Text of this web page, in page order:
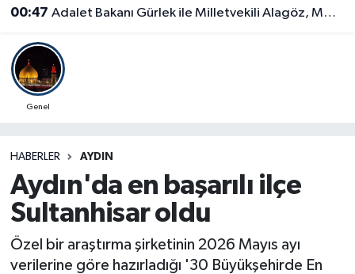
00:47 Adalet Bakanı Gürlek ile Milletvekili Alagöz, MHP İl Başkanlığını Ziyaret Etti
Genel
HABERLER AYDIN
Aydın'da en başarılı ilçe
Sultanhisar oldu
Özel bir araştırma şirketinin 2026 Mayıs ayı
verilerine göre hazırladığı '30 Büyükşehirde En
Iğdır Trafik Yoğunluk Haritası
Süper Lig Puan Durumu ve Fikstür
Son Dakika Haberleri
Haber Arşivi